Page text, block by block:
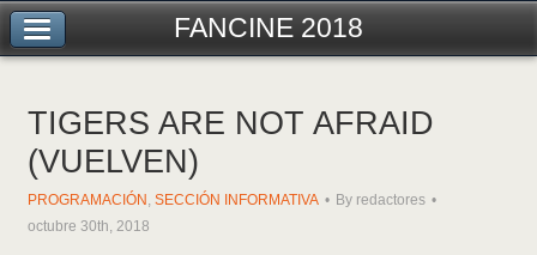
FANCINE 2018
TIGERS ARE NOT AFRAID
(VUELVEN)
PROGRAMACIÓN , SECCIÓN INFORMATIVA
By redactores
octubre 30th, 2018